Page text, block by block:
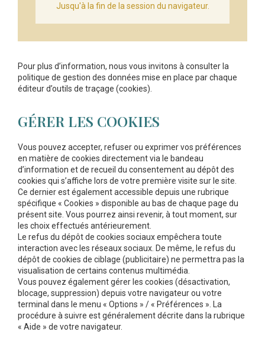
Jusqu'à la fin de la session du navigateur.
Pour plus d’information, nous vous invitons à consulter la
politique de gestion des données mise en place par chaque
éditeur d’outils de traçage (cookies).
GÉRER LES COOKIES
Vous pouvez accepter, refuser ou exprimer vos préférences
en matière de cookies directement via le bandeau
d’information et de recueil du consentement au dépôt des
cookies qui s’affiche lors de votre première visite sur le site.
Ce dernier est également accessible depuis une rubrique
spécifique « Cookies » disponible au bas de chaque page du
présent site. Vous pourrez ainsi revenir, à tout moment, sur
les choix effectués antérieurement.
Le refus du dépôt de cookies sociaux empêchera toute
interaction avec les réseaux sociaux. De même, le refus du
dépôt de cookies de ciblage (publicitaire) ne permettra pas la
visualisation de certains contenus multimédia.
Vous pouvez également gérer les cookies (désactivation,
blocage, suppression) depuis votre navigateur ou votre
terminal dans le menu « Options » / « Préférences ». La
procédure à suivre est généralement décrite dans la rubrique
« Aide » de votre navigateur.